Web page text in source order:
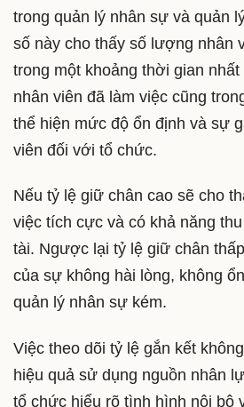
trong quản lý nhân sự và quản
số này cho thấy số lượng nhân
trong một khoảng thời gian
nhân viên đã làm việc cũng
thể hiện mức độ ổn định và sự
viên đối với tổ chức.
Nếu tỷ lệ giữ chân cao sẽ cho
việc tích cực và có khả năng
tài. Ngược lại tỷ lệ giữ chân
của sự không hài lòng, không
quản lý nhân sự kém.
Việc theo dõi tỷ lệ gắn kết
hiệu quả sử dụng nguồn nhân
tổ chức hiểu rõ tình hình nội bộ